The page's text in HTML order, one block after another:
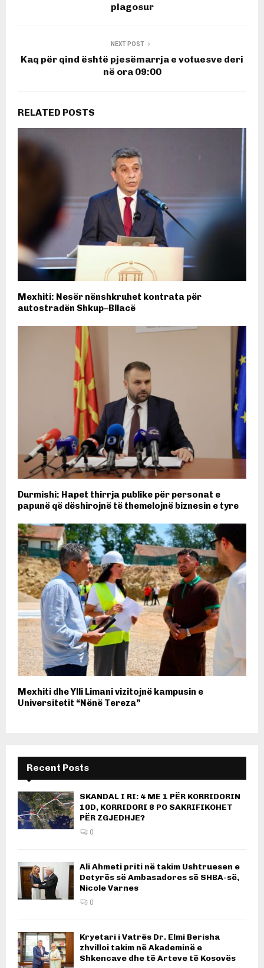
plagosur
NEXT POST
Kaq për qind është pjesëmarrja e votuesve deri
në ora 09:00
RELATED POSTS
Mexhiti: Nesër nënshkruhet kontrata për
autostradën Shkup–Bllacë
Durmishi: Hapet thirrja publike për personat e
papunë që dëshirojnë të themelojnë biznesin e tyre
Mexhiti dhe Ylli Limani vizitojnë kampusin e
Universitetit “Nënë Tereza”
Recent Posts
SKANDAL I RI: 4 ME 1 PËR KORRIDORIN
10D, KORRIDORI 8 PO SAKRIFIKOHET
PËR ZGJEDHJE?
0
Ali Ahmeti priti në takim Ushtruesen e
Detyrës së Ambasadores së SHBA-së,
Nicole Varnes
0
Kryetari i Vatrës Dr. Elmi Berisha
zhvilloi takim në Akademinë e
Shkencave dhe të Arteve të Kosovës